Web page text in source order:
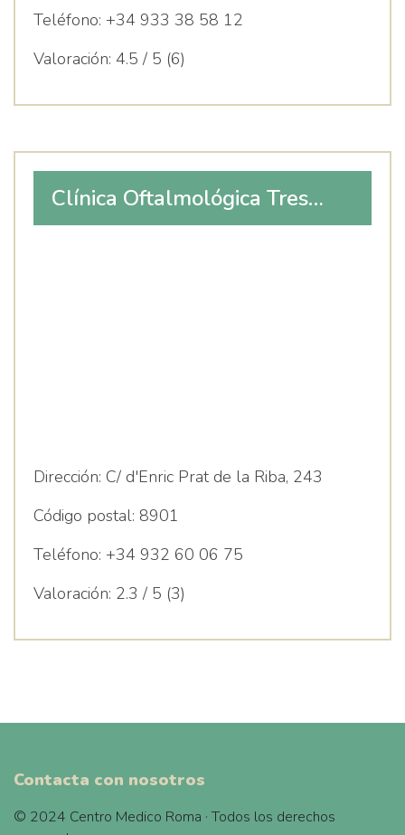
Teléfono: +34 933 38 58 12
Valoración: 4.5 / 5 (6)
Clínica Oftalmológica Tres
Dirección: C/ d'Enric Prat de la Riba, 243
Código postal: 8901
Teléfono: +34 932 60 06 75
Valoración: 2.3 / 5 (3)
Contacta con nosotros
© 2024 Centro Medico Roma · Todos los derechos